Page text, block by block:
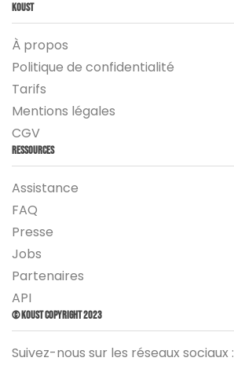
Koust
À propos
Politique de confidentialité
Tarifs
Mentions légales
CGV
Ressources
Assistance
FAQ
Presse
Jobs
Partenaires
API
© Koust Copyright 2023
Suivez-nous sur les réseaux sociaux :